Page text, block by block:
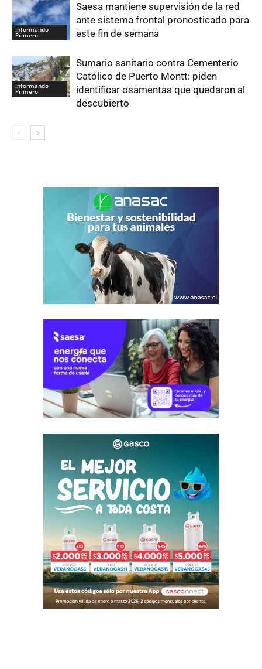
Informando
Primero
Saesa mantiene supervisión de la red
ante sistema frontal pronosticado para
este fin de semana
Informando
Primero
Sumario sanitario contra Cementerio
Católico de Puerto Montt: piden
identificar osamentas que quedaron al
descubierto